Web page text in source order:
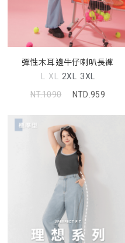
彈性木耳邊牛仔喇叭長褲
L XL 2XL 3XL
NT.1090
NTD.959